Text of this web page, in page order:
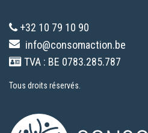
+32 10 79 10 90
info@consomaction.be
TVA : BE 0783.285.787
Tous droits réservés.